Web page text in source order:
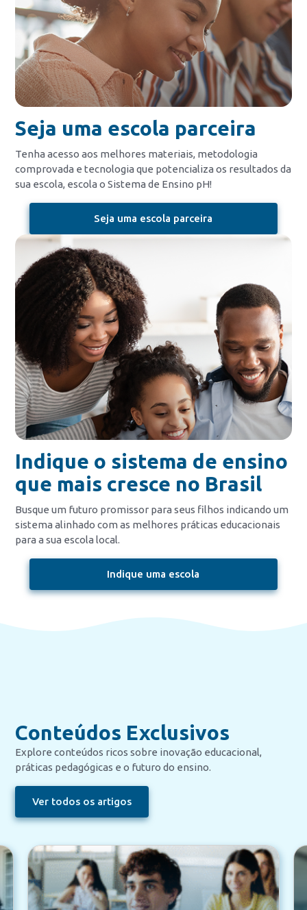
Seja uma escola parceira
Tenha acesso aos melhores materiais, metodologia
comprovada e tecnologia que potencializa os resultados da
sua escola, escola o Sistema de Ensino pH!
Seja uma escola parceira
Indique o sistema de ensino
que mais cresce no Brasil
Busque um futuro promissor para seus filhos indicando um
sistema alinhado com as melhores práticas educacionais
para a sua escola local.
Indique uma escola
Conteúdos Exclusivos
Explore conteúdos ricos sobre inovação educacional,
práticas pedagógicas e o futuro do ensino.
Ver todos os artigos